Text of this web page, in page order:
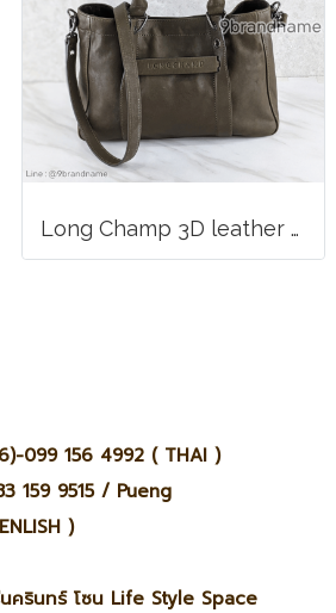
Long Champ 3D leather handbag
099 156 4992 ( THAI )
159 9515 / Pueng
)
ครินทร์ โซน Life Style Space